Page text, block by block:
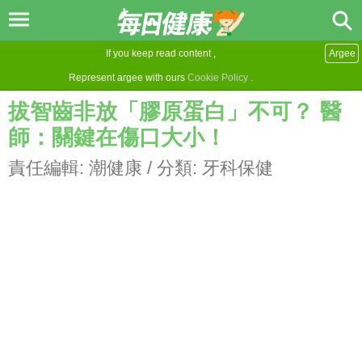
If you keep read content ,
Represent argee with ours Cookie Policy .
Argee
拔智齒非放「膠原蛋白」不可？ 醫
師：關鍵在傷口大小！
責任編輯: 潮健康 / 分類: 牙科保健